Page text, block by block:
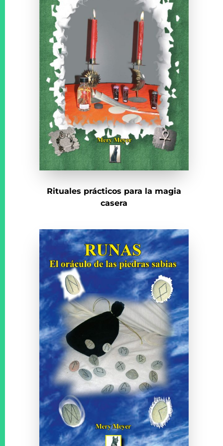
Rituales prácticos para la magia
casera